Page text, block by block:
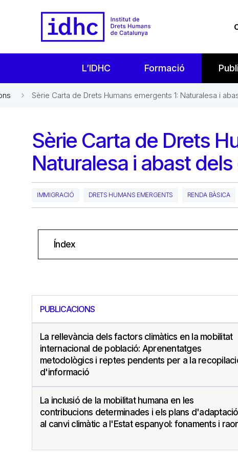
L’IDHC Formació
Sèrie Carta de Drets Humans emergents 1: Naturalesa i
Sèrie Carta de Drets
Naturalesa i abast
IMMIGRACIÓ DRETS HUMANS EMERGENTS RENDA BÀSICA
Índex
PUBLICACIONS
La rellevància dels factors climàtics en la mobilitat
internacional de població: Aprenentatges
metodològics i reptes pendents per a la
d'informació
La inclusió de la mobilitat humana en les
contribucions determinades i els plans d'adaptació
al canvi climàtic a l'Estat espanyol: fonaments i